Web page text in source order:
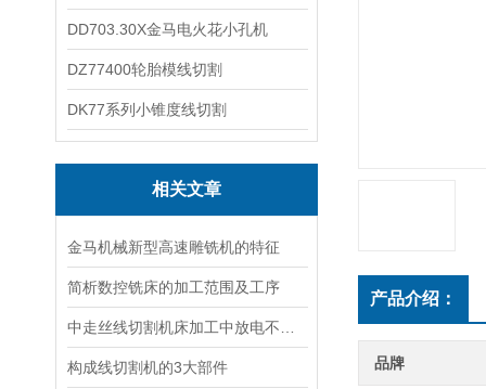
DD703.30X金马电火花小孔机
DZ77400轮胎模线切割
DK77系列小锥度线切割
相关文章
金马机械新型高速雕铣机的特征
简析数控铣床的加工范围及工序
构成线切割机的3大部件
产品介绍：
品牌